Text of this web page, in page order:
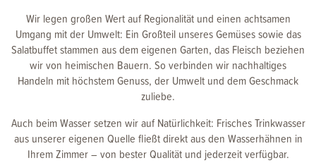
Wir legen großen Wert auf Regionalität und einen achtsamen
Umgang mit der Umwelt: Ein Großteil unseres Gemüses sowie das
Salatbuffet stammen aus dem eigenen Garten, das Fleisch beziehen
wir von heimischen Bauern. So verbinden wir nachhaltiges
Handeln mit höchstem Genuss, der Umwelt und dem Geschmack
zuliebe.
Auch beim Wasser setzen wir auf Natürlichkeit: Frisches Trinkwasser
aus unserer eigenen Quelle fließt direkt aus den Wasserhähnen in
Ihrem Zimmer – von bester Qualität und jederzeit verfügbar.